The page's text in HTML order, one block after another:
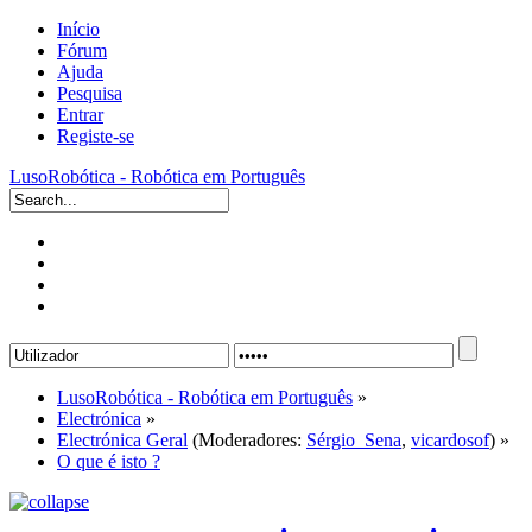
Início
Fórum
Ajuda
Pesquisa
Entrar
Registe-se
LusoRobótica - Robótica em Português
LusoRobótica - Robótica em Português »
Electrónica »
Electrónica Geral (Moderadores: Sérgio_Sena, vicardosof) »
O que é isto ?